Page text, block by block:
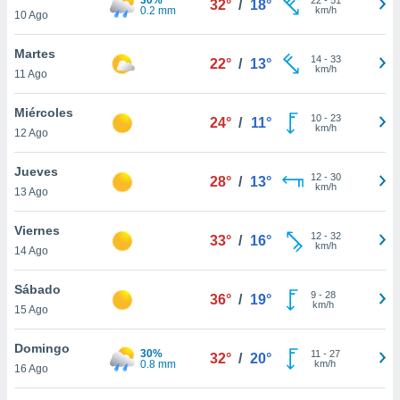
más
nuestra
y
de
disponible
cookies
aceptar
10 Ago
0.2 mm
32° / 18°
km/h
Martes
11 Ago
22° / 13° 14- 33
km/h
Miércoles
12 Ago
24° / 11° 10- 23
km/h
Jueves
13 Ago
28° / 13° 12- 30
km/h
Viernes
14 Ago
33° / 16° 12- 32
km/h
Sábado
15 Ago
36° / 19° 9- 28
km/h
Domingo
16 Ago
30%
0.8 mm
32° / 20° 11 - 27
km/h